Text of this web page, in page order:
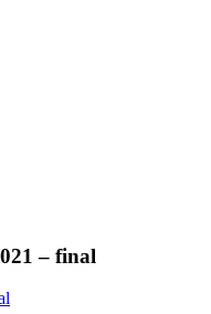
– final